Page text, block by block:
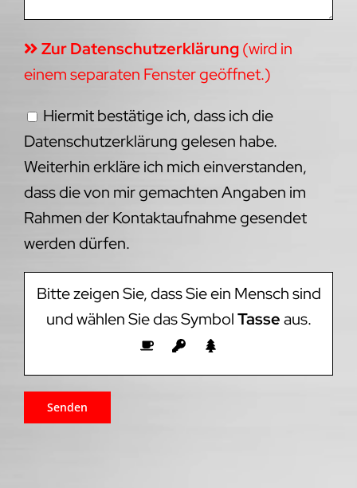
Zur Datenschutzerklärung(wird in
einem separaten Fenster geöffnet.)
Hiermit bestätige ich, dass ich die
Datenschutzerklärung gelesen habe.
Weiterhin erkläre ich mich einverstanden,
dass die von mir gemachten Angaben im
Rahmen der Kontaktaufnahme gesendet
werden dürfen.
Bitte zeigen Sie, dass Sie ein Mensch sind
und wählen Sie das SymbolTasseaus.